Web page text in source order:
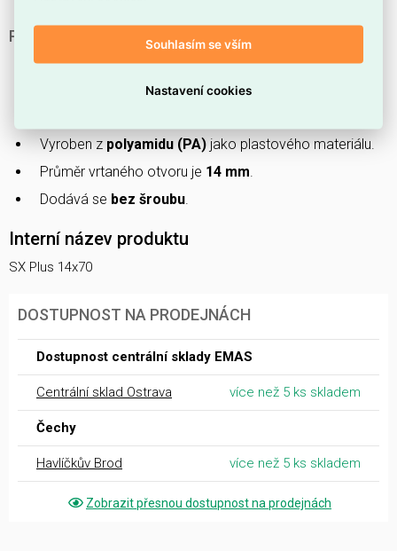
PROČ SI VYBRAT SX PLUS 14X70?
Tento výrobek nese označeníSX Plus 14x70.
.
Vyroben z polyamidu (PA) jako plastového materiálu.
Průměr vrtaného otvoru je 14 mm.
Dodává se bez šroubu.
Interní název produktu
SX Plus 14x70
DOSTUPNOST NA PRODEJNÁCH
Dostupnost centrální sklady EMAS
Centrální sklad Ostrava více než 5 ks skladem
Čechy
Havlíčkův Brod více než 5 ks skladem
Zobrazit přesnou dostupnost na prodejnách
Souhlasím se vším
Nastavení cookies